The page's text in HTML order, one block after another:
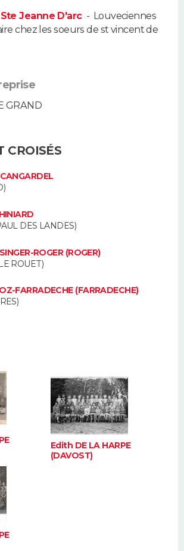
Jeanne D'arc- Louveciennes
chez les soeurs de st vincent de
GRAND
CROISÉS
DES LANDES)
ROGER (ROGER)
ROUET)
FARRADECHE (FARRADECHE)
Edith DE LA HARPE
(DAVOST)